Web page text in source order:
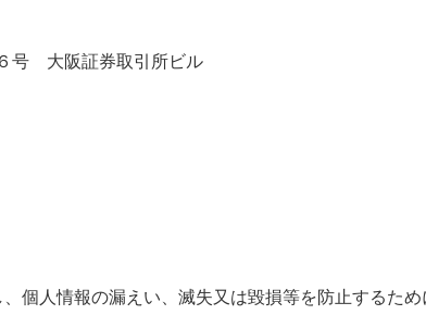
号 大阪証券取引所ビル
個人情報の漏えい、滅失又は毀損等を防止するため